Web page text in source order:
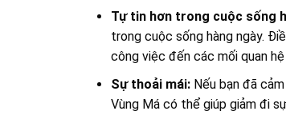
Tự tin hơn trong cuộc sống
trong cuộc sống hàng ngày.
công việc đến các mối quan hệ
Sự thoải mái: Nếu bạn đã
Vùng Má có thể giúp giảm đi